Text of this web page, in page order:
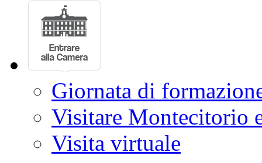
Giornata di
Visitare Montecitorio
Visita virtuale